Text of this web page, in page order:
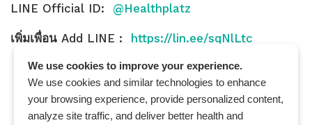
LINE Official ID: @Healthplatz
เพิ่มเพื่อน Add LINE : https://lin.ee/sqNlLtc
We use cookies to improve your experience.
We use cookies and similar technologies to enhance
your browsing experience, provide personalized content,
analyze site traffic, and deliver better health and